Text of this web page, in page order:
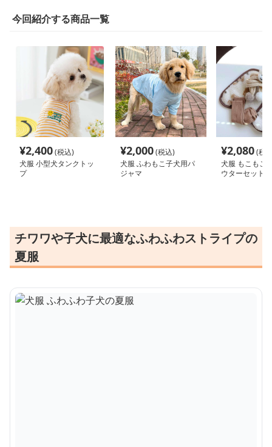
今回紹介する商品一覧
¥2,400(税込)
犬服 小型犬タンクトッ
プ
¥2,000(税込)
犬服 ふわもこ子犬用パ
ジャマ
¥2,080(税
犬服 もこもこ
ウターセット
チワワや子犬に最適なふわふわストライプの
夏服